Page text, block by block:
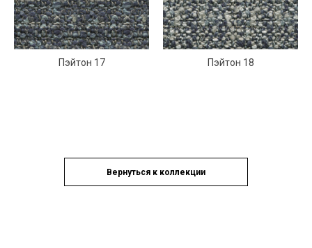
Пэйтон 17 Пэйтон 18
Вернуться к коллекции